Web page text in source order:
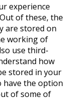
experience
of these, the
are stored on
working of
use third-
how
stored in your
have the option
of some of